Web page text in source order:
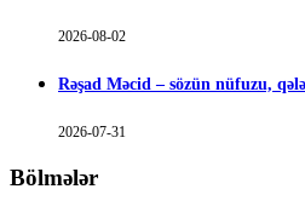
2026-08-02
Rəşad Məcid – sözün nüfuzu,
2026-07-31
Bölmələr